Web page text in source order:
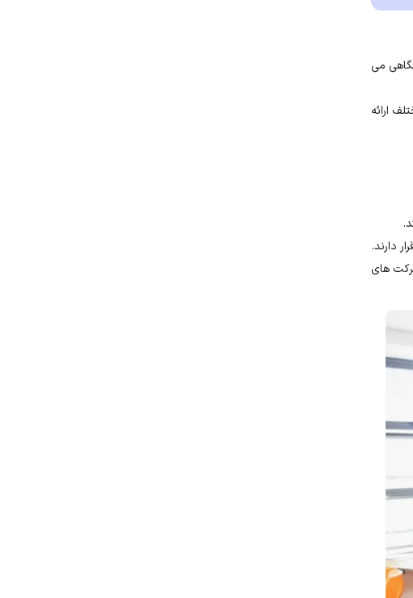
و دانشگاهی می
های گسترده برای 175 دانشکده و 92 دانشگاه مختلف ارائه
تا 17 هفته در شرکت های